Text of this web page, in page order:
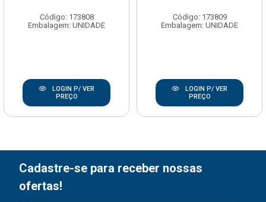
Código: 173808
Embalagem: UNIDADE
LOGIN P/ VER
PREÇO
Código: 173809
Embalagem: UNIDADE
LOGIN P/ VER
PREÇO
Cadastre-se para receber nossas
ofertas!